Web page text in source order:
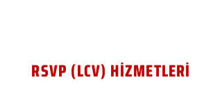
RSVP (LCV) HİZMETLERİ